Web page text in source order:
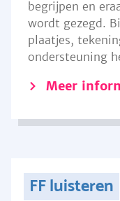
begrijpen en
wordt gezegd.
plaatjes,
ondersteuning
Meer
FF luisteren